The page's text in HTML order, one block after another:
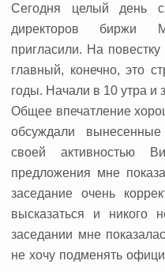
Сегодня целый день
директоров биржи
пригласили. На
главный, конечно, это
годы. Начали в 10 утра и
Общее впечатление
обсуждали
своей активностью
предложения мне
заседание очень
высказаться и никого
заседании мне
не хочу подменять